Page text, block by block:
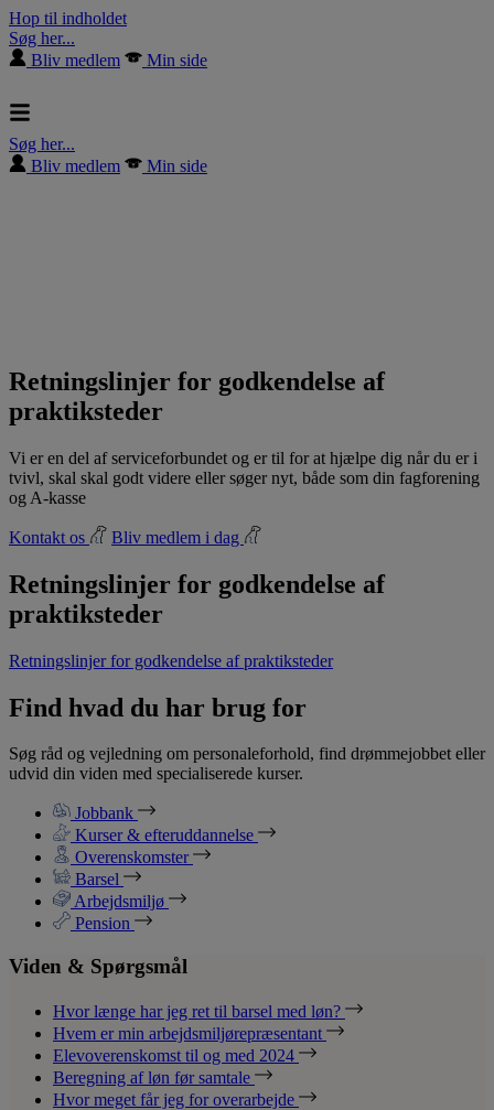
Hop til indholdet
Søg her...
Bliv medlem
Min side
Søg her...
Bliv medlem
Min side
Retningslinjer for godkendelse af
praktiksteder
Vi er en del af serviceforbundet og er til for at hjælpe dig når du er i
tvivl, skal skal godt videre eller søger nyt, både som din fagforening
og A-kasse
Kontakt os Bliv medlem i dag
Retningslinjer for godkendelse af
praktiksteder
Retningslinjer for godkendelse af praktiksteder
Find hvad du har brug for
Søg råd og vejledning om personaleforhold, find drømmejobbet eller
udvid din viden med specialiserede kurser.
Jobbank
Kurser & efteruddannelse
Overenskomster
Barsel
Arbejdsmiljø
Pension
Viden & Spørgsmål
Hvor længe har jeg ret til barsel med løn?
Hvem er min arbejdsmiljørepræsentant
Elevoverenskomst til og med 2024
Beregning af løn før samtale
Hvor meget får jeg for overarbejde